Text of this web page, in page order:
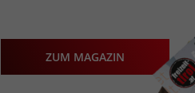
ZUM MAGAZIN